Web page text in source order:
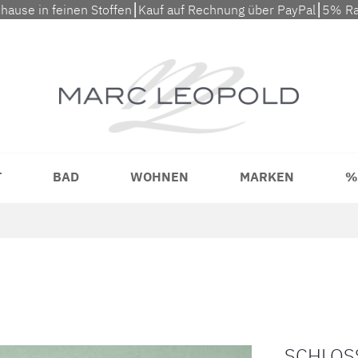
in feinen Stoffen⎮Kauf auf Rechnung über PayPal⎮5%
BAD WOHNEN MARKEN